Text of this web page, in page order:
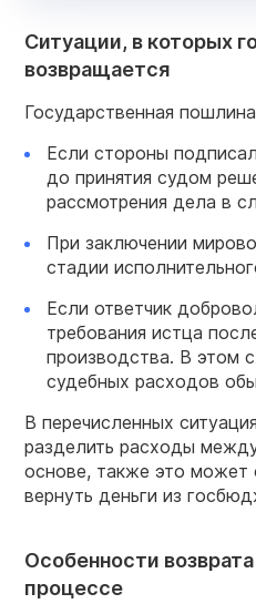
Ситуации, в которых
возвращается
Государственная
Если стороны
до принятия судом
рассмотрения дела в
При заключении
стадии
Если ответчик
требования истца
производства. В этом
судебных расходов
В перечисленных
разделить расходы
основе, также это может
вернуть деньги из
Особенности
процессе